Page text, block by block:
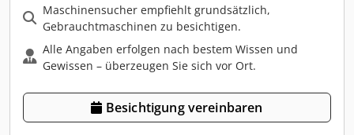
Maschinensucher empfiehlt grundsätzlich,
Gebrauchtmaschinen zu besichtigen.
Alle Angaben erfolgen nach bestem Wissen und
Gewissen – überzeugen Sie sich vor Ort.
Besichtigung vereinbaren